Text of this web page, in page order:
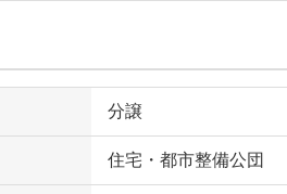
分譲
住宅・都市整備公団